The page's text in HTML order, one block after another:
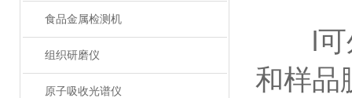
食品金属检测机
组织研磨仪
原子吸收光谱仪
l可外
和样品